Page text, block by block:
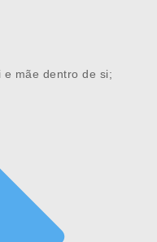
mãe dentro de si;